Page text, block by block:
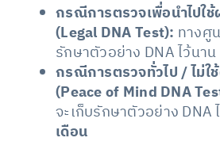
กรณีการตรวจเพื่อนำไปใ
(Legal DNA Test): ทางศู
รักษาตัวอย่าง DNA ไว้นาน
กรณีการตรวจทั่วไป / ไม่ใ
(Peace of Mind DNA
จะเก็บรักษาตัวอย่าง DNA
เดือน